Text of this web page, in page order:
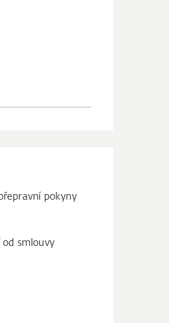
pokyny
od smlouvy